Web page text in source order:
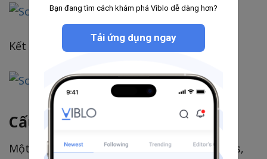
Kết quả :
Cấu hình các Field
Một field có thể là một cột trong model class,
Bạn đang tìm cách khám phá Viblo dễ dàng hơn?
Tải ứng dụng ngay